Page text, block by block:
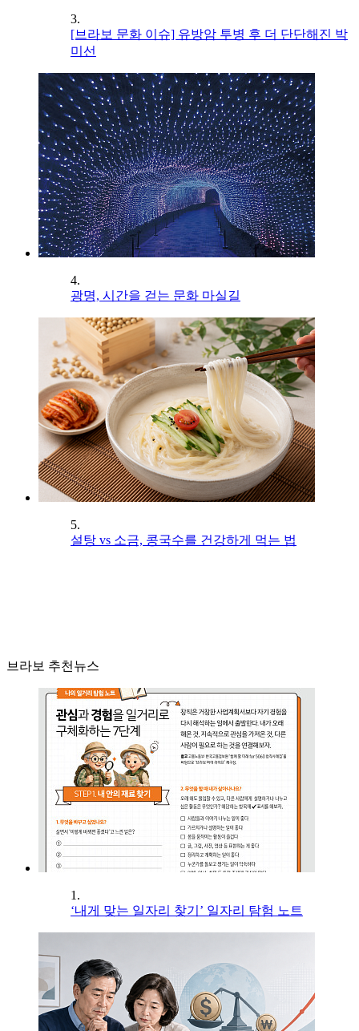
3.
[브라보 문화 이슈] 유방암 투병 후 더 단단해진 박
미선
4.
광명, 시간을 걷는 문화 마실길
5.
설탕 vs 소금, 콩국수를 건강하게 먹는 법
브라보 추천뉴스
1.
‘내게 맞는 일자리 찾기’ 일자리 탐험 노트